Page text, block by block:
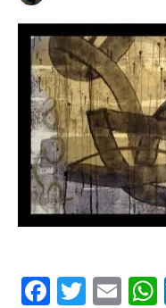
FacebookTwitterEmail